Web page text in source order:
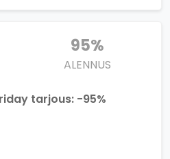
95%
ALENNUS
tarjous: -95%